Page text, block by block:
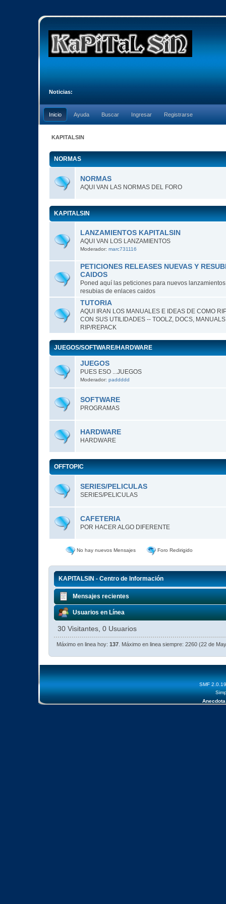
Noticias:
Inicio Ayuda Buscar Ingresar Registrarse
KAPITALSIN
NORMAS
NORMAS
AQUI VAN LAS NORMAS DEL FORO
KAPITALSIN
LANZAMIENTOS KAPITALSIN
AQUI VAN LOS LANZAMIENTOS
Moderador: marc731116
PETICIONES RELEASES NUEVAS Y
CAIDOS
Poned aquí las peticiones para nuevos
resubias de enlaces caidos
TUTORIA
AQUI IRAN LOS MANUALES E IDEAS DE COMO
CON SUS UTILIDADES -- TOOLZ, DOCS,
RIP/REPACK
JUEGOS/SOFTWARE/HARDWARE
JUEGOS
PUES ESO ...JUEGOS
Moderador: paddddd
SOFTWARE
PROGRAMAS
HARDWARE
HARDWARE
OFFTOPIC
SERIES/PELICULAS
SERIES/PELICULAS
CAFETERIA
POR HACER ALGO DIFERENTE
No hay nuevos Mensajes Foro Redirigido
KAPITALSIN - Centro de Información
Mensajes recientes
Usuarios en Línea
30 Visitantes, 0 Usuarios
Máximo en linea hoy:137 . Máximo en linea siempre: 2260 (22 de
SMF 2.0.19
Anecdota